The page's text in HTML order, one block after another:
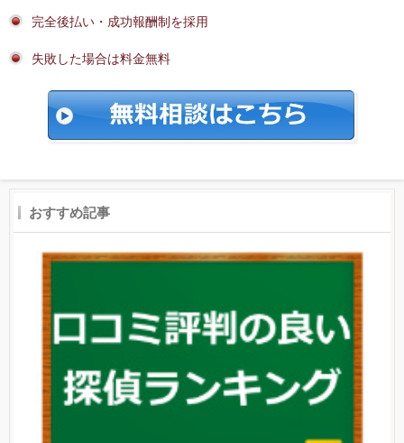
完全後払い・成功報酬制を採用
失敗した場合は料金無料
おすすめ記事